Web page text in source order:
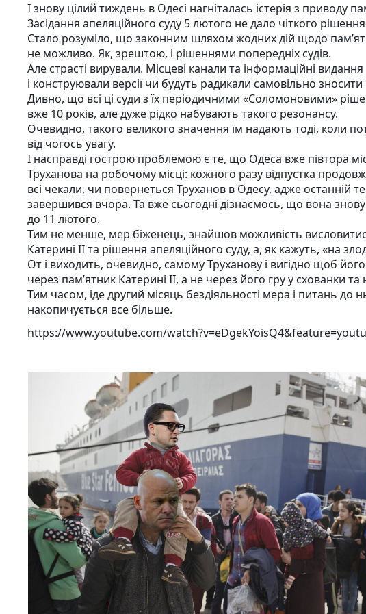
І знову цілий тиждень в Одесі нагніталась істерія з приводу
Засідання апеляційного суду 5 лютого не дало чіткого
Стало розуміло, що законним шляхом жодних дій щодо
не можливо. Як, зрештою, і рішеннями попередніх судів.
Але страсті вирували. Місцеві канали та інформаційні
і конструювали версії чи будуть радикали самовільно зносити
Дивно, що всі ці суди з їх періодичними «Соломоновими»
вже 10 років, але дуже рідко набувають такого резонансу.
Очевидно, такого великого значення їм надають тоді, коли
від чогось увагу.
І насправді гострою проблемою є те, що Одеса вже півтора
Труханова на робочому місці: кожного разу відпустка
всі чекали, чи повернеться Труханов в Одесу, адже останній
завершився вчора. Та вже сьогодні дізнаємось, що вона
до 11 лютого.
Тим не менше, мер біженець, знайшов можливість
Катерині II та рішення апеляційного суду, а, як кажуть, «на
От і виходить, очевидно, самому Труханову і вигідно щоб
через пам’ятник Катерині II, а не через його гру у схованки
Тим часом, іде другий місяць бездіяльності мера і питань до
накопичується все більше.
https://www.youtube.com/